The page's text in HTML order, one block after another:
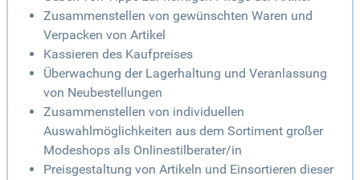
Zusammenstellen von gewünschten Waren und
Verpacken von Artikel
Kassieren des Kaufpreises
Überwachung der Lagerhaltung und Veranlassung
von Neubestellungen
Zusammenstellen von individuellen
Auswahlmöglichkeiten aus dem Sortiment großer
Modeshops als Onlinestilberater/in
Preisgestaltung von Artikeln und Einsortieren dieser